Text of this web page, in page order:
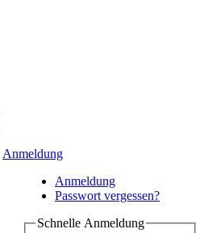
Anmeldung
Anmeldung
Passwort vergessen?
Schnelle Anmeldung